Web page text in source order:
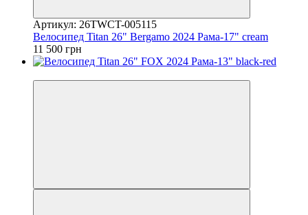
Артикул: 26TWCT-005115
Велосипед Titan 26" Bergamo 2024 Рама-17" cream
11 500 грн